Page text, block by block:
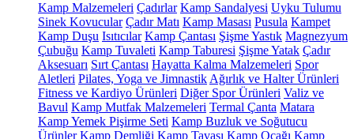
Kamp Malzemeleri Çadırlar Kamp Sandalyesi Uyku Tulumu
Sinek Kovucular Çadır Matı Kamp Masası Pusula Kampet
Kamp Duşu Isıtıcılar Kamp Çantası Şişme Yastık Magnezyum
Çubuğu Kamp Tuvaleti Kamp Taburesi Şişme Yatak Çadır
Aksesuarı Sırt Çantası Hayatta Kalma Malzemeleri Spor
Aletleri Pilates, Yoga ve Jimnastik Ağırlık ve Halter Ürünleri
Fitness ve Kardiyo Ürünleri Diğer Spor Ürünleri Valiz ve
Bavul Kamp Mutfak Malzemeleri Termal Çanta Matara
Kamp Yemek Pişirme Seti Kamp Buzluk ve Soğutucu
Ürünler Kamp Demliği Kamp Tavası Kamp Ocağı Kamp